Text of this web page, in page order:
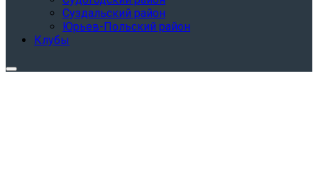
Суздальский район
Юрьев-Польский район
Клубы